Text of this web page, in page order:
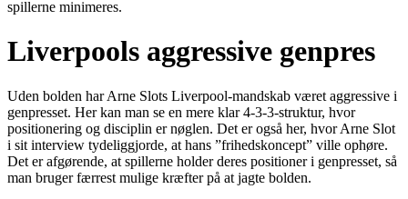
spillerne minimeres.
Liverpools aggressive genpres
Uden bolden har Arne Slots Liverpool-mandskab været aggressive i
genpresset. Her kan man se en mere klar 4-3-3-struktur, hvor
positionering og disciplin er nøglen. Det er også her, hvor Arne Slot
i sit interview tydeliggjorde, at hans ”frihedskoncept” ville ophøre.
Det er afgørende, at spillerne holder deres positioner i genpresset, så
man bruger færrest mulige kræfter på at jagte bolden.